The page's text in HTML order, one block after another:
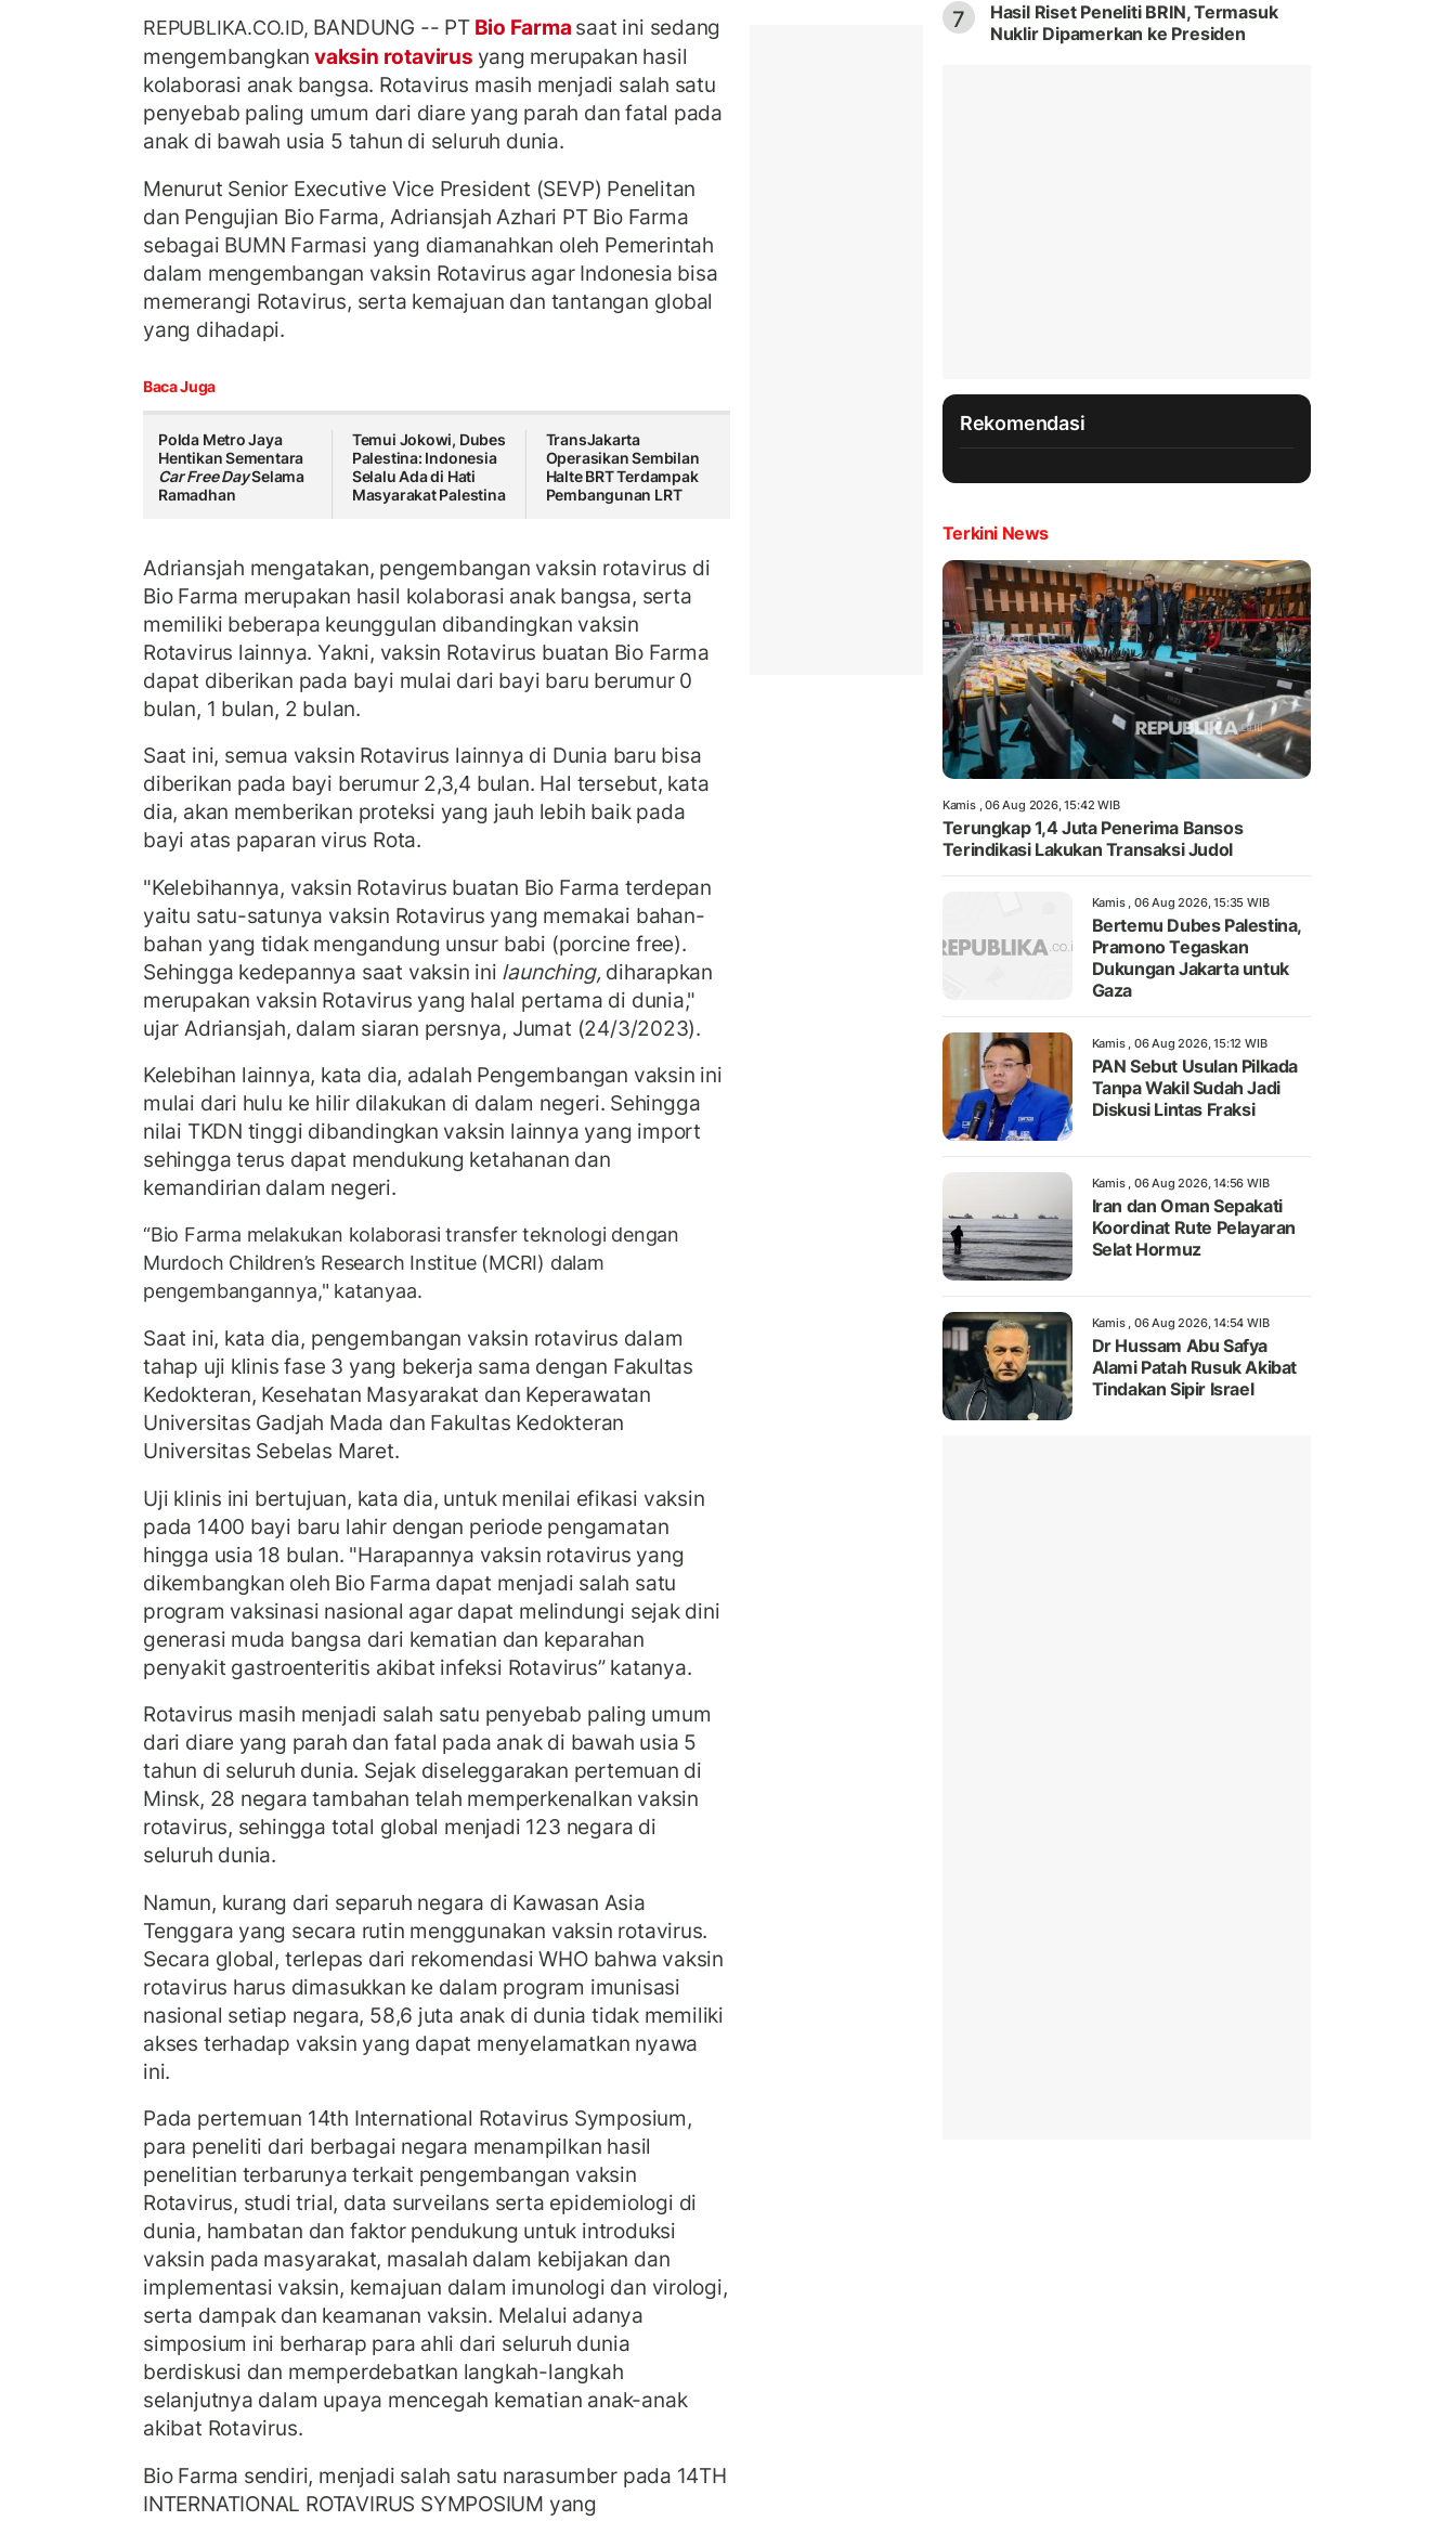
REPUBLIKA.CO.ID, BANDUNG -- PTBio Farma saat ini sedang
mengembangkan vaksin rotavirus yang merupakan hasil
kolaborasi anak bangsa. Rotavirus masih menjadi salah satu
penyebab paling umum dari diare yang parah dan fatal pada
anak di bawah usia 5 tahun di seluruh dunia.
Menurut Senior Executive Vice President (SEVP) Penelitan
dan Pengujian Bio Farma, Adriansjah Azhari PT Bio Farma
sebagai BUMN Farmasi yang diamanahkan oleh Pemerintah
dalam mengembangan vaksin Rotavirus agar Indonesia bisa
memerangi Rotavirus, serta kemajuan dan tantangan global
yang dihadapi.
Baca Juga
Polda Metro Jaya
Hentikan Sementara
Car Free DaySelama
Ramadhan
Temui Jokowi, Dubes
Palestina: Indonesia
Selalu Ada di Hati
Masyarakat Palestina
TransJakarta
Operasikan Sembilan
Halte BRT Terdampak
Pembangunan LRT
Adriansjah mengatakan, pengembangan vaksin rotavirus di
Bio Farma merupakan hasil kolaborasi anak bangsa, serta
memiliki beberapa keunggulan dibandingkan vaksin
Rotavirus lainnya. Yakni, vaksin Rotavirus buatan Bio Farma
dapat diberikan pada bayi mulai dari bayi baru berumur 0
bulan, 1 bulan, 2 bulan.
Saat ini, semua vaksin Rotavirus lainnya di Dunia baru bisa
diberikan pada bayi berumur 2,3,4 bulan. Hal tersebut, kata
dia, akan memberikan proteksi yang jauh lebih baik pada
bayi atas paparan virus Rota.
"Kelebihannya, vaksin Rotavirus buatan Bio Farma terdepan
yaitu satu-satunya vaksin Rotavirus yang memakai bahan-
bahan yang tidak mengandung unsur babi (porcine free).
Sehingga kedepannya saat vaksin ini launching,diharapkan
merupakan vaksin Rotavirus yang halal pertama di dunia,"
ujar Adriansjah, dalam siaran persnya, Jumat (24/3/2023).
Kelebihan lainnya, kata dia, adalah Pengembangan vaksin ini
mulai dari hulu ke hilir dilakukan di dalam negeri. Sehingga
nilai TKDN tinggi dibandingkan vaksin lainnya yang import
sehingga terus dapat mendukung ketahanan dan
kemandirian dalam negeri.
“Bio Farma melakukan kolaborasi transfer teknologi dengan
Murdoch Children’s Research Institue (MCRI) dalam
pengembangannya," katanyaa.
Saat ini, kata dia, pengembangan vaksin rotavirus dalam
tahap uji klinis fase 3 yang bekerja sama dengan Fakultas
Kedokteran, Kesehatan Masyarakat dan Keperawatan
Universitas Gadjah Mada dan Fakultas Kedokteran
Universitas Sebelas Maret.
Uji klinis ini bertujuan, kata dia, untuk menilai efikasi vaksin
pada 1400 bayi baru lahir dengan periode pengamatan
hingga usia 18 bulan. "Harapannya vaksin rotavirus yang
dikembangkan oleh Bio Farma dapat menjadi salah satu
program vaksinasi nasional agar dapat melindungi sejak dini
generasi muda bangsa dari kematian dan keparahan
penyakit gastroenteritis akibat infeksi Rotavirus” katanya.
Rotavirus masih menjadi salah satu penyebab paling umum
dari diare yang parah dan fatal pada anak di bawah usia 5
tahun di seluruh dunia. Sejak diseleggarakan pertemuan di
Minsk, 28 negara tambahan telah memperkenalkan vaksin
rotavirus, sehingga total global menjadi 123 negara di
seluruh dunia.
Namun, kurang dari separuh negara di Kawasan Asia
Tenggara yang secara rutin menggunakan vaksin rotavirus.
Secara global, terlepas dari rekomendasi WHO bahwa vaksin
rotavirus harus dimasukkan ke dalam program imunisasi
nasional setiap negara, 58,6 juta anak di dunia tidak memiliki
akses terhadap vaksin yang dapat menyelamatkan nyawa
ini.
Pada pertemuan 14th International Rotavirus Symposium,
para peneliti dari berbagai negara menampilkan hasil
penelitian terbarunya terkait pengembangan vaksin
Rotavirus, studi trial, data surveilans serta epidemiologi di
dunia, hambatan dan faktor pendukung untuk introduksi
vaksin pada masyarakat, masalah dalam kebijakan dan
implementasi vaksin, kemajuan dalam imunologi dan virologi,
serta dampak dan keamanan vaksin. Melalui adanya
simposium ini berharap para ahli dari seluruh dunia
berdiskusi dan memperdebatkan langkah-langkah
selanjutnya dalam upaya mencegah kematian anak-anak
akibat Rotavirus.
Bio Farma sendiri, menjadi salah satu narasumber pada 14TH
INTERNATIONAL ROTAVIRUS SYMPOSIUM yang
7
Hasil Riset Peneliti BRIN, Termasuk
Nuklir Dipamerkan ke Presiden
Rekomendasi
Terkini News
Kamis , 06 Aug 2026, 15:42 WIB
Terungkap 1,4 Juta Penerima Bansos
Terindikasi Lakukan Transaksi Judol
Kamis , 06 Aug 2026, 15:35 WIB
Bertemu Dubes Palestina,
Pramono Tegaskan
Dukungan Jakarta untuk
Gaza
Kamis , 06 Aug 2026, 15:12 WIB
PAN Sebut Usulan Pilkada
Tanpa Wakil Sudah Jadi
Diskusi Lintas Fraksi
Kamis , 06 Aug 2026, 14:56 WIB
Iran dan Oman Sepakati
Koordinat Rute Pelayaran
Selat Hormuz
Kamis , 06 Aug 2026, 14:54 WIB
Dr Hussam Abu Safya
Alami Patah Rusuk Akibat
Tindakan Sipir Israel